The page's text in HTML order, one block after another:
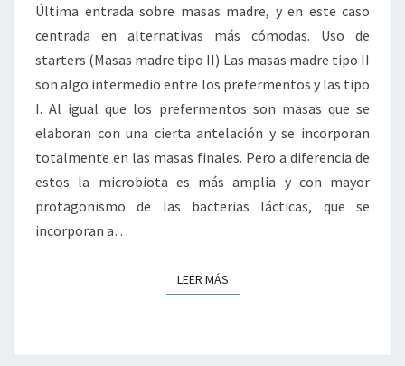
Última entrada sobre masas madre, y en este caso
centrada en alternativas más cómodas. Uso de
starters (Masas madre tipo II) Las masas madre tipo II
son algo intermedio entre los prefermentos y las tipo
I. Al igual que los prefermentos son masas que se
elaboran con una cierta antelación y se incorporan
totalmente en las masas finales. Pero a diferencia de
estos la microbiota es más amplia y con mayor
protagonismo de las bacterias lácticas, que se
incorporan a…
LEER MÁSLEER MÁS